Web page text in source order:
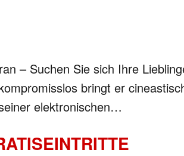
– Suchen Sie sich Ihre
bringt er
elektronischen…